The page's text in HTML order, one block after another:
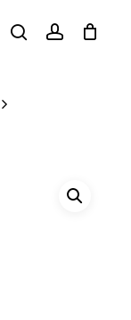
Close